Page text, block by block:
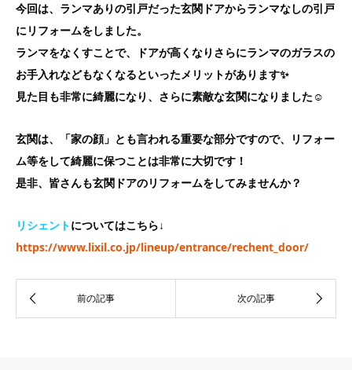
今回は、ランマありの引戸だった玄関ドアからランマなしの引戸
にリフォームをしました。
ランマをなくすことで、ドアが高くなりさらにランマのガラスの
お手入れなどもなくなるといったメリットがあります✨
見た目も非常に綺麗になり、さらに素敵な玄関になりました☺
玄関は、「家の顔」とも言われる重要な部分ですので、リフォー
ム等をして綺麗に保つことは非常に大切です！
是非、皆さんも玄関ドアのリフォームをしてみませんか？
リシェントについてはこちら↓
https://www.lixil.co.jp/lineup/entrance/rechent_door/